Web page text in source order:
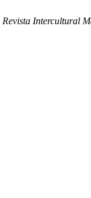
Revista Intercultural